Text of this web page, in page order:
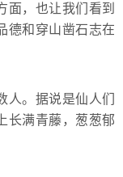
面，也让我们看到
德和穿山凿石志在
。据说是仙人们
长满青藤，葱葱郁